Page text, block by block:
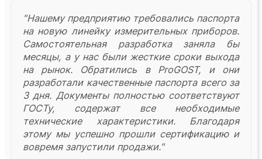
"Нашему предприятию требовались паспорта
на новую линейку измерительных приборов.
Самостоятельная разработка заняла бы
месяцы, а у нас были жесткие сроки выхода
на рынок. Обратились в ProGOST, и они
разработали качественные паспорта всего за
3 дня. Документы полностью соответствуют
ГОСТу, содержат все необходимые
технические характеристики. Благодаря
этому мы успешно прошли сертификацию и
вовремя запустили продажи."